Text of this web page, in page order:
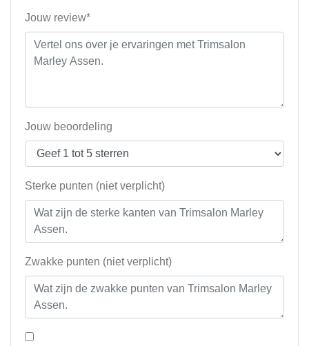
Jouw review*
Jouw beoordeling
Sterke punten (niet verplicht)
Zwakke punten (niet verplicht)